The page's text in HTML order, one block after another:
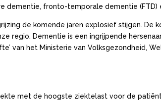
dementie, fronto-temporale dementie
de komende jaren explosief stijgen. De
regio. Dementie is een ingrijpende
van het Ministerie van Volksgezondheid,
met de hoogste ziektelast voor de